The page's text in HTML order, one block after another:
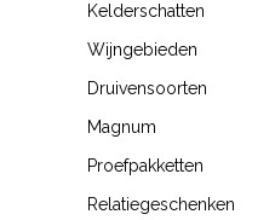
Kelderschatten
Wijngebieden
Druivensoorten
Magnum
Proefpakketten
Relatiegeschenken